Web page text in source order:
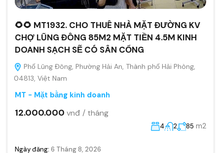
🌻🌻 MT1932. CHO THUÊ NHÀ MẶT ĐƯỜNG KV
CHỢ LŨNG ĐÔNG 85M2 MẶT TIỀN 4.5M KINH
DOANH SẠCH SẼ CÓ SÂN CỔNG
Phố Lũng Đông, Phường Hải An, Thành phố Hải Phòng,
04813, Việt Nam
MT - Mặt bằng kinh doanh
12.000.000 vnđ / tháng
4 2 85 m2
Ngày đăng: 6 Tháng 8, 2026